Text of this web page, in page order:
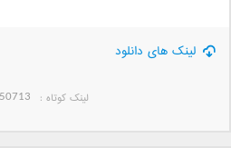
لینک های دانلود
لینک کوتاه‌ :